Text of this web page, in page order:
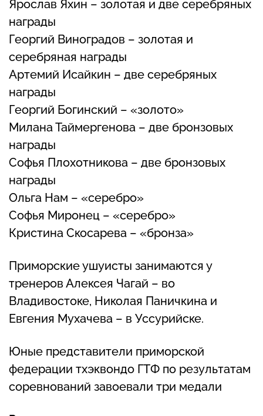
Ярослав Яхин – золотая и две серебряных
награды
Георгий Виноградов – золотая и
серебряная награды
Артемий Исайкин – две серебряных
награды
Георгий Богинский – «золото»
Милана Таймергенова – две бронзовых
награды
Софья Плохотникова – две бронзовых
награды
Ольга Нам – «серебро»
Софья Миронец – «серебро»
Кристина Скосарева – «бронза»
Приморские ушуисты занимаются у
тренеров Алексея Чагай – во
Владивостоке, Николая Паничкина и
Евгения Мухачева – в Уссурийске.
Юные представители приморской
федерации тхэквондо ГТФ по результатам
соревнований завоевали три медали